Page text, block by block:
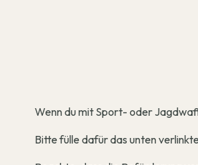
Wenn du mit Sport- oder
Bitte fülle dafür das unten